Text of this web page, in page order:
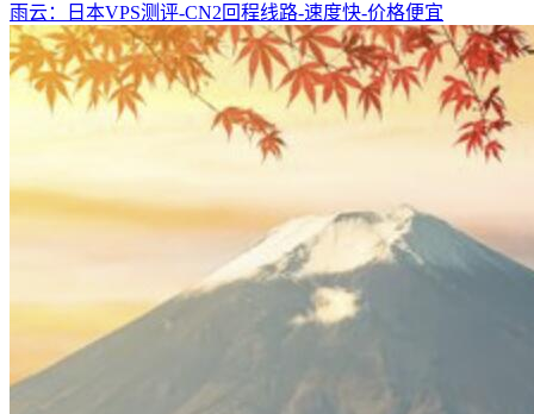
雨云：日本VPS测评-CN2回程线路-速度快-价格便宜